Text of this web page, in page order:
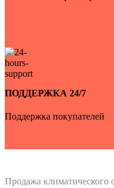
ПОДДЕРЖКА 24/7
Поддержка покупателей
Продажа климатического